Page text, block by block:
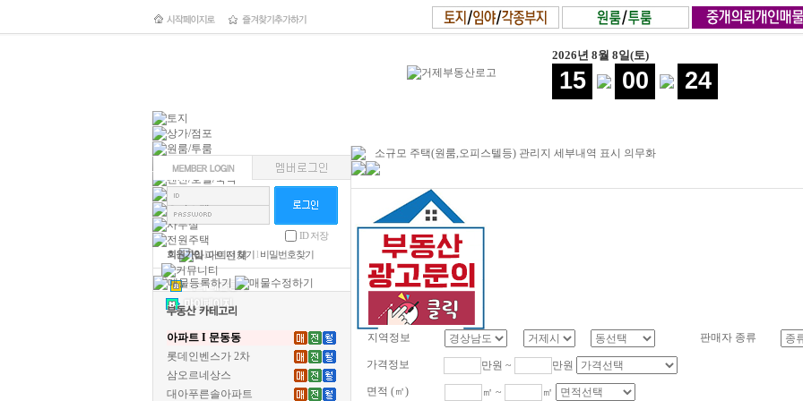
2026년 8월 8일(토)
15 00 25
ID 저장
회원가입l아이디 찾기 l 비밀번호찾기
아파트 I 문동동
롯데인벤스가 2차
삼오르네상스
대아푸른솔아파트
소규모 주택(원룸,오피스텔등) 관리지 세부내역 표시 의무화
지역정보 판매자 종류
가격정보 만원 ~ 만원
면적 (㎡) ㎡ ~ ㎡